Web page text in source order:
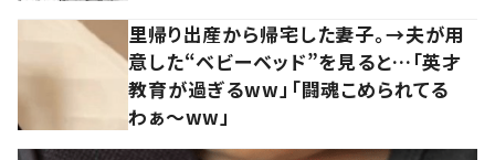
里帰り出産から帰宅した妻子。→夫が用
意した“ベビーベッド”を見ると…「英才
教育が過ぎるww」「闘魂こめられてる
わぁ～ww」